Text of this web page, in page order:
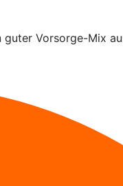
Vorsorge-Mix